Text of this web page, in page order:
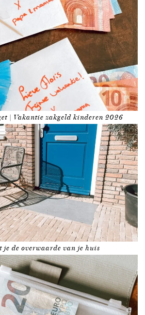
| Vakantie zakgeld kinderen 2026
je de overwaarde van je huis